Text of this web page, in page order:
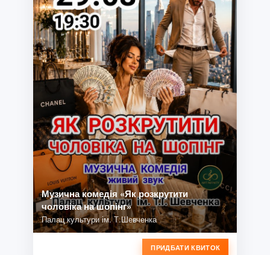
Музична комедія «Як розкрутити
чоловіка на шопінг»
Палац культури ім. Т.Шевченка
ПРИДБАТИ КВИТОК